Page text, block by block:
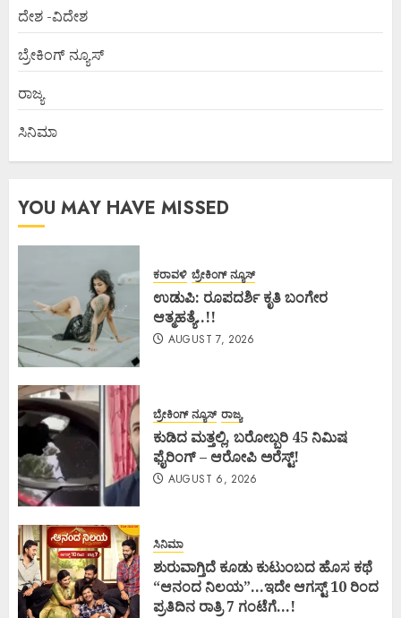
ದೇಶ -ವಿದೇಶ
ಬ್ರೇಕಿಂಗ್ ನ್ಯೂಸ್
ರಾಜ್ಯ
ಸಿನಿಮಾ
YOU MAY HAVE MISSED
ಕರಾವಳಿ ಬ್ರೇಕಿಂಗ್ ನ್ಯೂಸ್
ಉಡುಪಿ: ರೂಪದರ್ಶಿ ಕೃತಿ ಬಂಗೇರ
ಆತ್ಮಹತ್ಯೆ..!!
AUGUST 7, 2026
ಬ್ರೇಕಿಂಗ್ ನ್ಯೂಸ್ ರಾಜ್ಯ
ಕುಡಿದ ಮತ್ತಲ್ಲಿ, ಬರೋಬ್ಬರಿ 45 ನಿಮಿಷ
ಫೈರಿಂಗ್ – ಆರೋಪಿ ಅರೆಸ್ಟ್!
AUGUST 6, 2026
ಸಿನಿಮಾ
ಶುರುವಾಗ್ತಿದೆ ಕೂಡು ಕುಟುಂಬದ ಹೊಸ ಕಥೆ
“ಆನಂದ ನಿಲಯ”…ಇದೇ ಆಗಸ್ಟ್ 10 ರಿಂದ
ಪ್ರತಿದಿನ ರಾತ್ರಿ 7 ಗಂಟೆಗೆ…!